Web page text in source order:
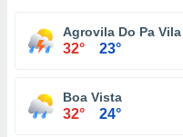
Agrovila Do Pa
32° 23°
Boa Vista
32° 24°